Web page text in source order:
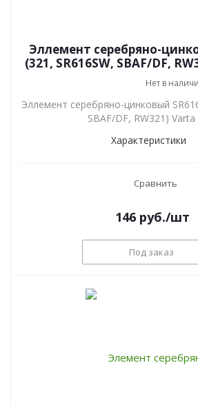
Эллемент серебряно-
(321, SR616SW, SBAF/DF,
Нет в
Эллемент серебряно-цинковый
SBAF/DF, RW321) Varta
Характеристики
Сравнить
146руб./шт
Под заказ